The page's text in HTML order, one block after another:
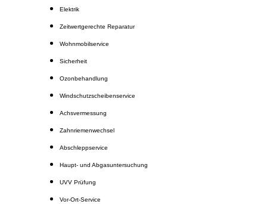
Elektrik
Zeitwertgerechte Reparatur
Wohnmobilservice
Sicherheit
Ozonbehandlung
Windschutzscheibenservice
Achsvermessung
Zahnriemenwechsel
Abschleppservice
Haupt- und Abgasuntersuchung
UVV Prüfung
Vor-Ort-Service